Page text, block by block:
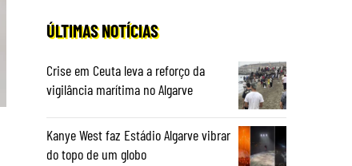
ÚLTIMAS NOTÍCIAS
Crise em Ceuta leva a reforço da
vigilância marítima no Algarve
Kanye West faz Estádio Algarve vibrar
do topo de um globo